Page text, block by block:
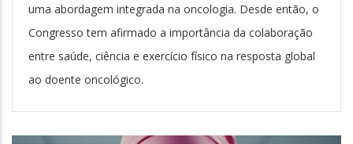
uma abordagem integrada na oncologia. Desde então, o
Congresso tem afirmado a importância da colaboração
entre saúde, ciência e exercício físico na resposta global
ao doente oncológico.